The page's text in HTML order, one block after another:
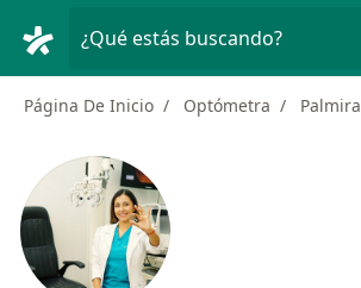
¿Qué estás buscando?
Página De Inicio Optómetra Palmira